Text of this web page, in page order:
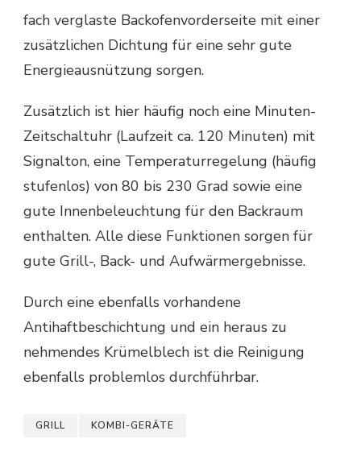
fach verglaste Backofenvorderseite mit einer
zusätzlichen Dichtung für eine sehr gute
Energieausnützung sorgen.
Zusätzlich ist hier häufig noch eine Minuten-
Zeitschaltuhr (Laufzeit ca. 120 Minuten) mit
Signalton, eine Temperaturregelung (häufig
stufenlos) von 80 bis 230 Grad sowie eine
gute Innenbeleuchtung für den Backraum
enthalten. Alle diese Funktionen sorgen für
gute Grill-, Back- und Aufwärmergebnisse.
Durch eine ebenfalls vorhandene
Antihaftbeschichtung und ein heraus zu
nehmendes Krümelblech ist die Reinigung
ebenfalls problemlos durchführbar.
GRILL KOMBI-GERÄTE